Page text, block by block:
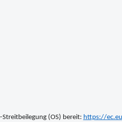
(OS) bereit: https://